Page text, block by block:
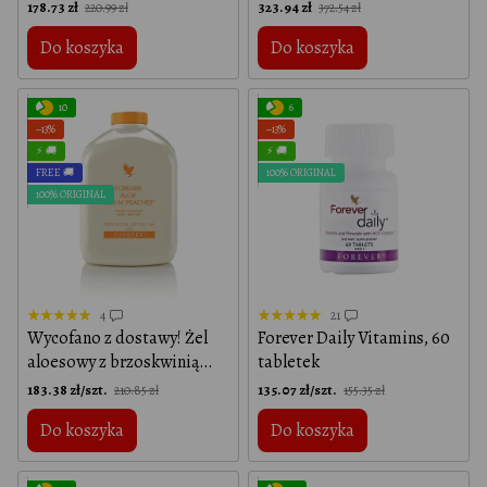
178.73 zł 220.99 zł
Do koszyka
Plant-based vegan protein
for muscle growth and
recovery
323.94 zł 372.54 zł
Do koszyka
10
−13%
⚡ 🚚
FREE 🚚
100% ORIGINAL
4
Wycofano z dostawy! Żel
aloesowy z brzoskwinią
Forever (Forever Aloe Bits
N' Peaches) 1 l
183.38 zł/szt. 210.85 zł
Do koszyka
6
−13%
⚡ 🚚
100% ORIGINAL
21
Forever Daily Vitamins, 60
tabletek
135.07 zł/szt. 155.35 zł
Do koszyka